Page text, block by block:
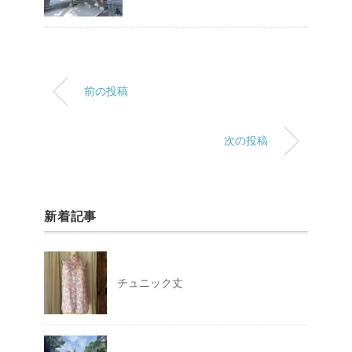
前の投稿
次の投稿
新着記事
チュニック丈